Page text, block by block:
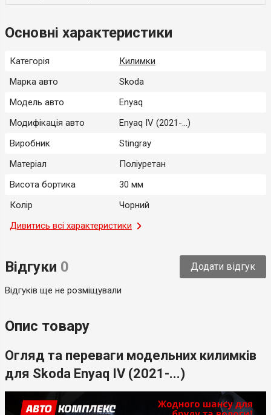
Основні характеристики
Категорія
Килимки
Марка авто
Skoda
Модель авто
Enyaq
Модифікація авто
Enyaq IV (2021-...)
Виробник
Stingray
Матеріал
Поліуретан
Висота бортика
30 мм
Колір
Чорний
Місце застосування
Салон
Країна-виробник
Дивитись всі характеристики
Відгуки 0 Додати відгук
Відгуків ще не розміщували
Опис товару
Огляд та переваги модельних килимків
для Skoda Enyaq IV (2021-...)